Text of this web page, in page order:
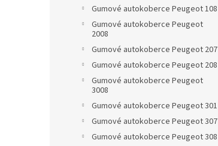
Gumové autokoberce Peugeot 108
Gumové autokoberce Peugeot
2008
Gumové autokoberce Peugeot 207
Gumové autokoberce Peugeot 208
Gumové autokoberce Peugeot
3008
Gumové autokoberce Peugeot 301
Gumové autokoberce Peugeot 307
Gumové autokoberce Peugeot 308